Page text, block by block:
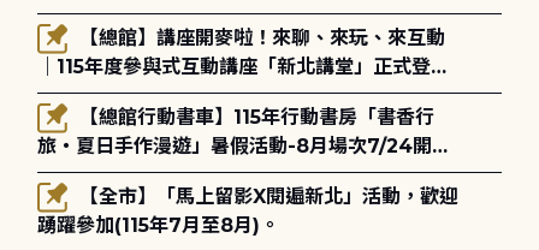
躍參加(115年8月3日至10月4日)。
｜115年度參與式互動講座「新北講堂」正式登
場！
旅・夏日手作漫遊」暑假活動-8月場次7/24開始
報名
踴躍參加(115年7月至8月)。